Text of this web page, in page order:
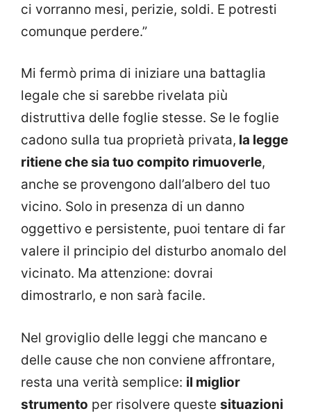
ci vorranno mesi, perizie, soldi. E potresti
comunque perdere.”
Mi fermò prima di iniziare una battaglia
legale che si sarebbe rivelata più
distruttiva delle foglie stesse. Se le foglie
cadono sulla tua proprietà privata, la legge
ritiene che sia tuo compito rimuoverle,
anche se provengono dall’albero del tuo
vicino. Solo in presenza di un danno
oggettivo e persistente, puoi tentare di far
valere il principio del disturbo anomalo del
vicinato. Ma attenzione: dovrai
dimostrarlo, e non sarà facile.
Nel groviglio delle leggi che mancano e
delle cause che non conviene affrontare,
resta una verità semplice: il miglior
strumento per risolvere queste situazioni